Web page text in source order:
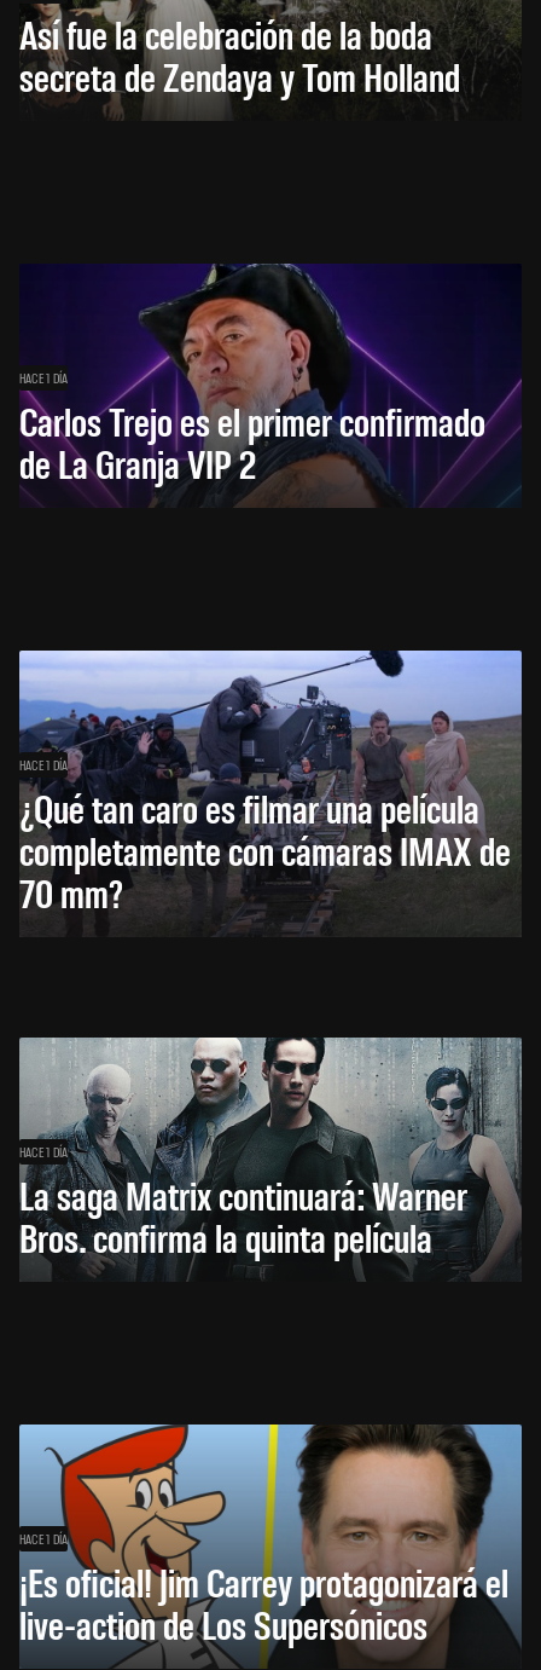
Así fue la celebración de la boda
secreta de Zendaya y Tom Holland
HACE 1 DÍA
Carlos Trejo es el primer confirmado
de La Granja VIP 2
HACE 1 DÍA
¿Qué tan caro es filmar una película
completamente con cámaras IMAX de
70 mm?
HACE 1 DÍA
La saga Matrix continuará: Warner
Bros. confirma la quinta película
HACE 1 DÍA
¡Es oficial! Jim Carrey protagonizará el
live-action de Los Supersónicos